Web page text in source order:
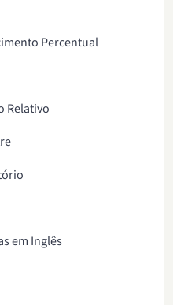
Percentual
Relativo
em Inglês